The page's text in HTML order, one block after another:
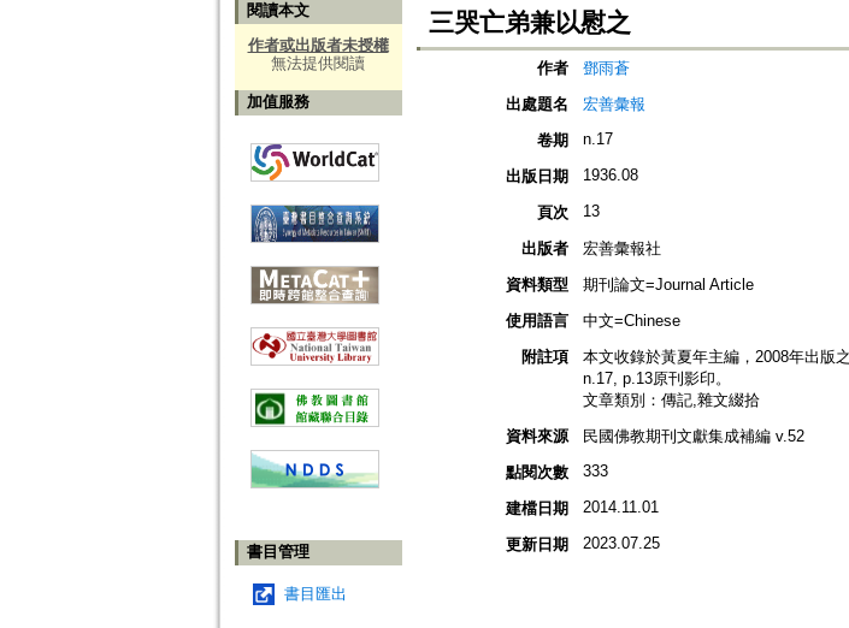
閱讀本文
作者或出版者未授權
無法提供閱讀
加值服務
書目管理
書目匯出
三哭亡弟兼以慰之
作者
鄧雨蒼
出處題名
宏善彙報
卷期
n.17
出版日期 1936.08
頁次 13
出版者
宏善彙報社
資料類型
期刊論文=Journal Article
使用語言
中文=Chinese
附註項
本文收錄於黃夏年主編，2008年出版
n.17, p.13原刊影印。
文章類別：傳記,雜文綴拾
資料來源
民國佛教期刊文獻集成補編 v.52
點閱次數
333
建檔日期 2014.11.01
更新日期 2023.07.25